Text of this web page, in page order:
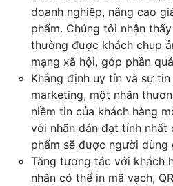
doanh nghiệp, nâng cao
phẩm. Chúng tôi nhận thấy
thường được khách chụp
mạng xã hội, góp phần
Khẳng định uy tín và sự
marketing, một nhãn
niềm tin của khách hàng
với nhãn dán đạt tính nhất
phẩm sẽ được người dùng
Tăng tương tác với khách
nhãn có thể in mã vạch,